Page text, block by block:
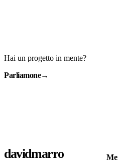
Hai un progetto in mente?
Parliamone→
davidmarro